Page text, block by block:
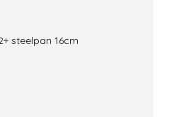
steelpan 16cm